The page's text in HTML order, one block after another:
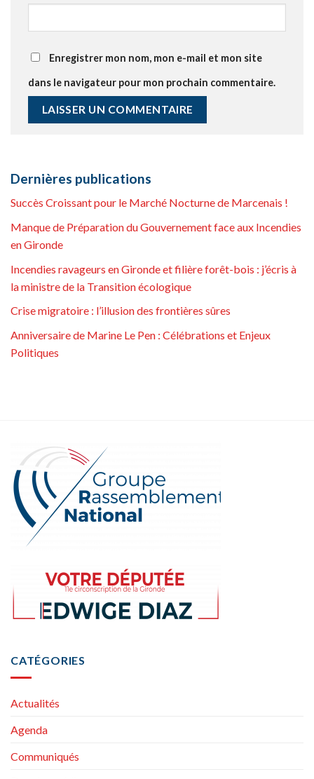
Enregistrer mon nom, mon e-mail et mon site
dans le navigateur pour mon prochain commentaire.
Dernières publications
Succès Croissant pour le Marché Nocturne de Marcenais !
Manque de Préparation du Gouvernement face aux Incendies
en Gironde
Incendies ravageurs en Gironde et filière forêt-bois : j’écris à
la ministre de la Transition écologique
Crise migratoire : l’illusion des frontières sûres
Anniversaire de Marine Le Pen : Célébrations et Enjeux
Politiques
CATÉGORIES
Actualités
Agenda
Communiqués